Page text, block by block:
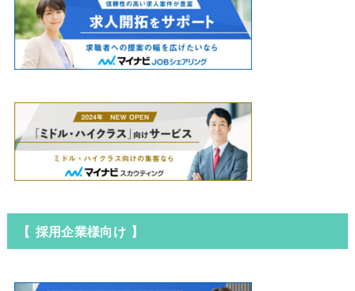
【 採用企業様向け 】